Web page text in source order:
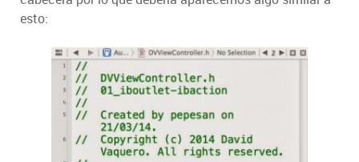
esto: